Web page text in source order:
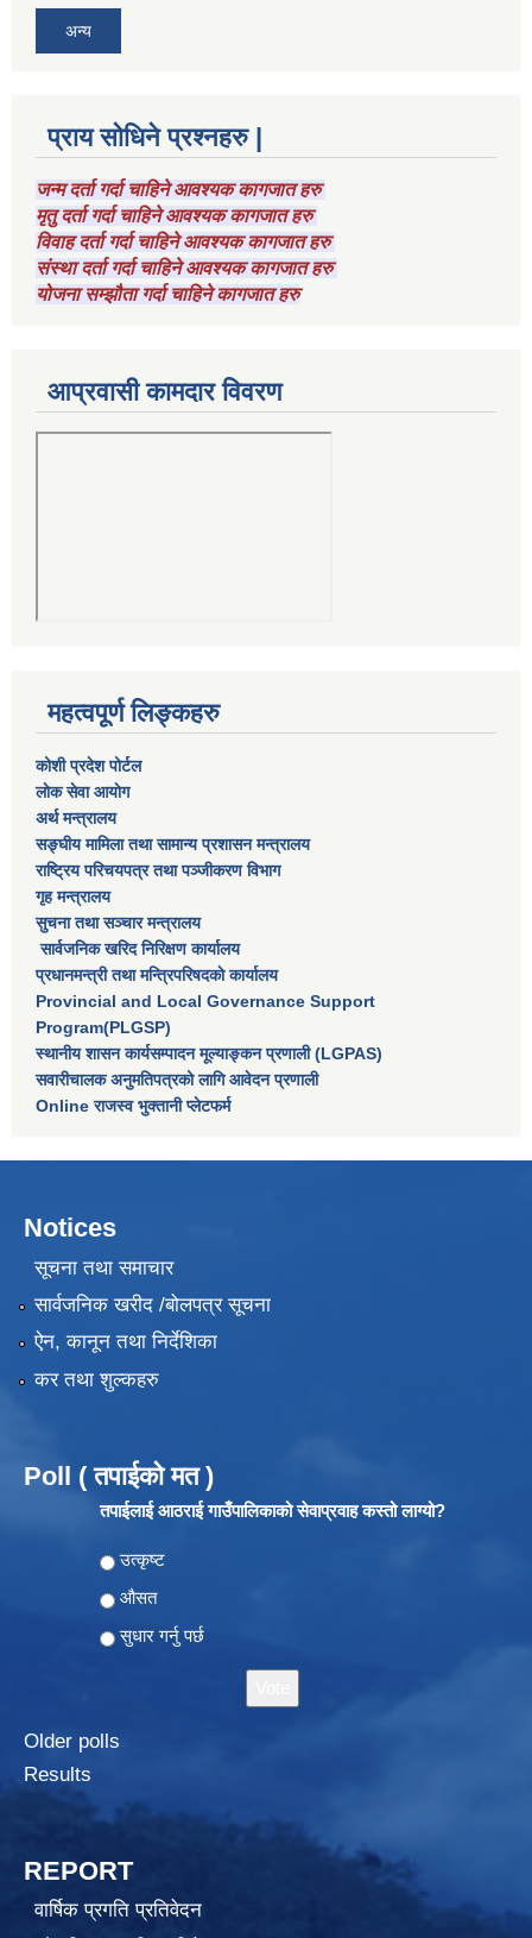
अन्य
प्राय सोधिने प्रश्नहरु |
जन्म दर्ता गर्दा चाहिने आवश्यक कागजात हरु
मृतु दर्ता गर्दा चाहिने आवश्यक कागजात हरु
विवाह दर्ता गर्दा चाहिने आवश्यक कागजात हरु
संस्था दर्ता गर्दा चाहिने आवश्यक कागजात हरु
योजना सम्झौता गर्दा चाहिने कागजात हरु
आप्रवासी कामदार विवरण
महत्वपूर्ण लिङ्कहरु
कोशी प्रदेश पोर्टल
लाेक सेवा आयाेग
अर्थ मन्त्रालय
सङ्घीय मामिला तथा सामान्य प्रशासन मन्त्रालय
राष्‍ट्रिय परिचयपत्र तथा पञ्‍जीकरण विभाग
गृह मन्त्रालय
सुचना तथा सञ्चार मन्त्रालय
सार्वजनिक खरिद निरिक्षण कार्यालय
प्रधानमन्त्री तथा मन्त्रिपरिषदकाे कार्यालय
Provincial and Local Governance Support
Program(PLGSP)
स्थानीय शासन कार्यसम्पादन मूल्याङ्कन प्रणाली (LGPAS)
सवारीचालक अनुमतिपत्रको लागि आवेदन प्रणाली
Online राजस्व भुक्तानी प्लेटफर्म
Notices
सूचना तथा समाचार
सार्वजनिक खरीद /बोलपत्र सूचना
ऐन, कानून तथा निर्देशिका
कर तथा शुल्कहरु
Poll ( तपाईको मत )
तपाईलाई आठराई गाउँपालिकाको सेवाप्रवाह कस्तो लाग्यो?
Choices
उत्कृष्ट
औसत
सुधार गर्नु पर्छ
Older polls
Results
REPORT
वार्षिक प्रगति प्रतिवेदन